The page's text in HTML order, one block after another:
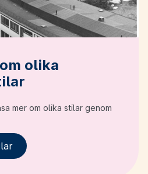
olika
mer om olika stilar genom